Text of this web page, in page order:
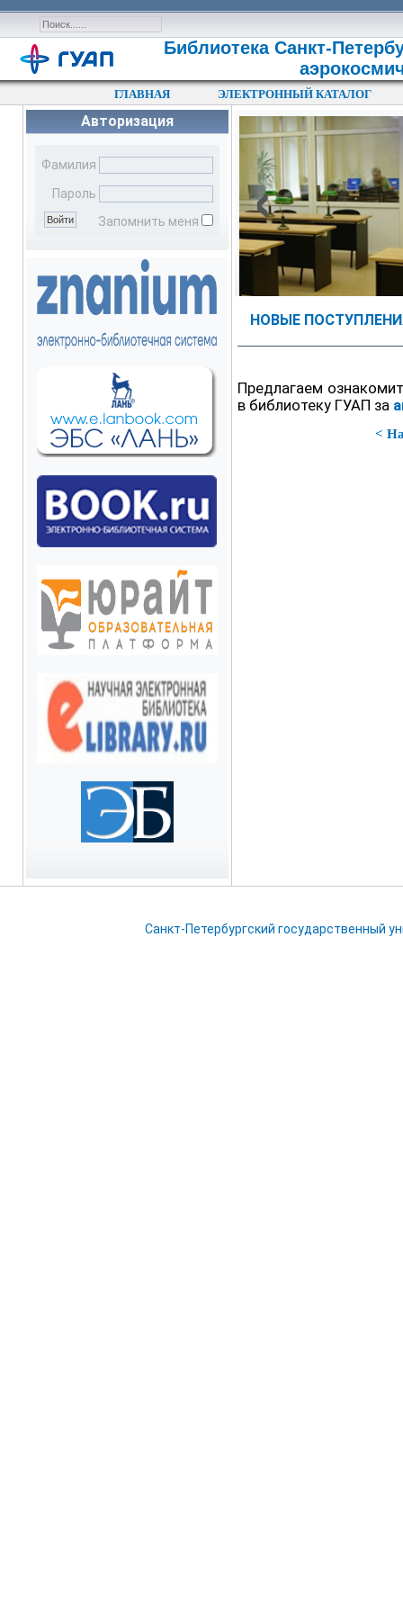
Библиотека Санкт-
ГЛАВНАЯ ЭЛЕКТРОННЫЙ КАТАЛОГ
Авторизация
Фамилия
Пароль
Запомнить меня
‹
НОВЫЕ
Предлагаем
в библиотеку ГУАП за
<
Санкт-Петербургский государственный